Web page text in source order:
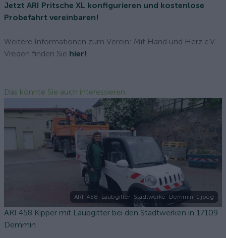
Jetzt ARI Pritsche XL konfigurieren und kostenlose
Probefahrt vereinbaren!
Weitere Informationen zum Verein: Mit Hand und Herz e.V.
Vreden finden Sie hier!
Das könnte Sie auch interessieren
ARI_458_Laubgitter_Stadtwerke_Demmin_1.jpeg
ARI 458 Kipper mit Laubgitter bei den Stadtwerken in 17109
Demmin